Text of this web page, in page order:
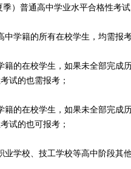
）普通高中学业水平合格性考
学籍的所有在校学生，均需报
的在校学生，如果未全部完成
试的也需报考；
的在校学生，如果未全部完成
试的也可报考；
学校、技工学校等高中阶段其